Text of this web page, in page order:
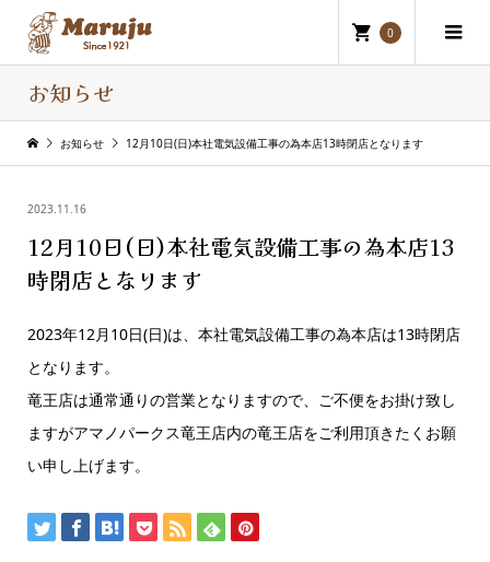
0
お知らせ
お知らせ 12月10日(日)本社電気設備工事の為本店13時閉店となります
2023.11.16
12月10日(日)本社電気設備工事の為本店13
時閉店となります
2023年12月10日(日)は、本社電気設備工事の為本店は13時閉店
となります。
竜王店は通常通りの営業となりますので、ご不便をお掛け致し
ますがアマノパークス竜王店内の竜王店をご利用頂きたくお願
い申し上げます。